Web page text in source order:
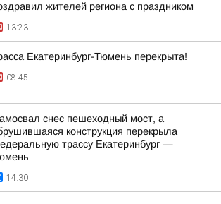
жителей региона с праздником
13:23
Екатеринбург-Тюмень перекрыта!
08:45
снес пешеходный мост, а
конструкция перекрыла
трассу Екатеринбург —
14:30